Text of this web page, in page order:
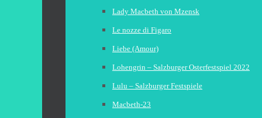
Lady Macbeth von Mzensk
Le nozze di Figaro
Liebe (Amour)
Lohengrin – Salzburger Osterfestspiel 2022
Lulu – Salzburger Festspiele
Macbeth-23